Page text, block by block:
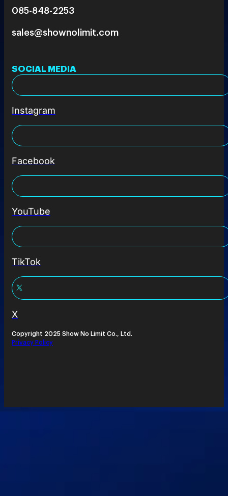
085-848-2253
sales@shownolimit.com
SOCIAL MEDIA
Instagram
Facebook
YouTube
TikTok
X
Copyright 2025 Show No Limit Co., Ltd.
Privacy Policy